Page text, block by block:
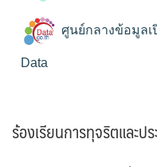
ศูนย์กลางข้อมูลเ
Data
ร้องเรียนการทุจริตและ